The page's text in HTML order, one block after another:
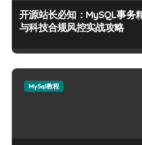
开源站长必知：MySQL事务
与科技合规风控实战攻略
MySql教程